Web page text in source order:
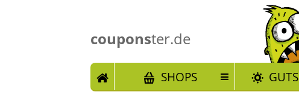
couponster.de
START SHOPS